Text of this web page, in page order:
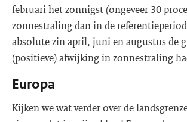
februari het zonnigst (ongeveer 30
zonnestraling dan in de
absolute zin april, juni en augustus de
(positieve) afwijking in zonnestraling
Europa
Kijken we wat verder over de